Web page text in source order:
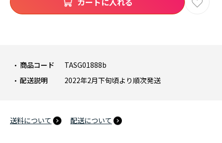
商品コード
TASG01888b
配送説明
2022年2月下旬頃より順次発送
送料について 配送について